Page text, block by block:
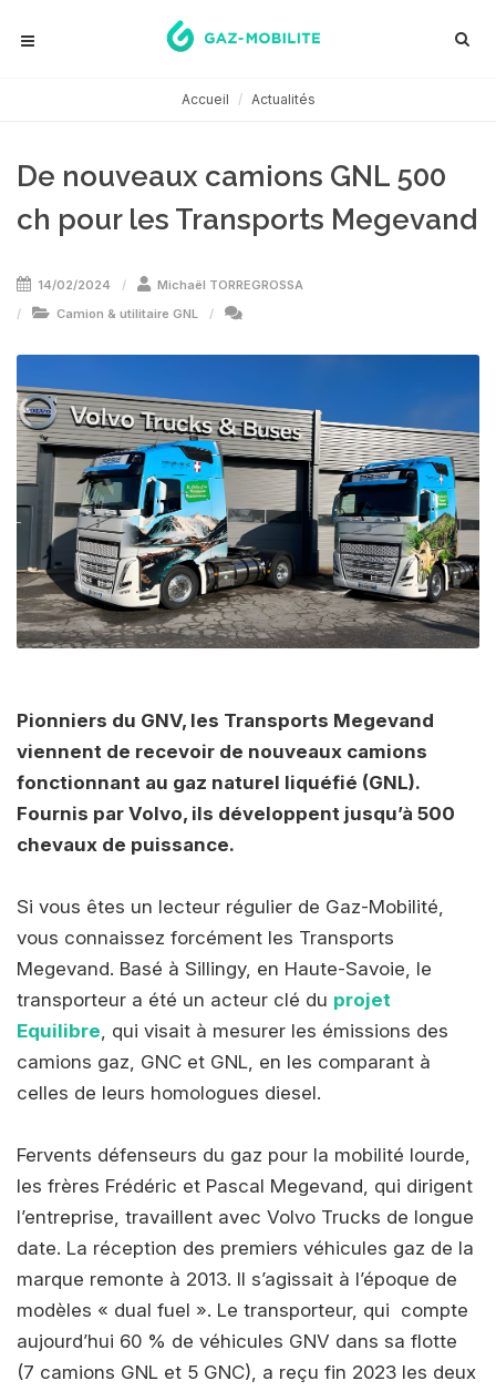
Accueil Actualités
De nouveaux camions GNL 500
ch pour les Transports Megevand
14/02/2024
Michaël TORREGROSSA
Camion & utilitaire GNL
Pionniers du GNV, les Transports Megevand
viennent de recevoir de nouveaux camions
fonctionnant au gaz naturel liquéfié (GNL).
Fournis par Volvo, ils développent jusqu’à 500
chevaux de puissance.
Si vous êtes un lecteur régulier de Gaz-Mobilité,
vous connaissez forcément les Transports
Megevand. Basé à Sillingy, en Haute-Savoie, le
transporteur a été un acteur clé du projet
Equilibre, qui visait à mesurer les émissions des
camions gaz, GNC et GNL, en les comparant à
celles de leurs homologues diesel.
Fervents défenseurs du gaz pour la mobilité lourde,
les frères Frédéric et Pascal Megevand, qui dirigent
l’entreprise, travaillent avec Volvo Trucks de longue
date. La réception des premiers véhicules gaz de la
marque remonte à 2013. Il s’agissait à l’époque de
modèles « dual fuel ». Le transporteur, qui compte
aujourd’hui 60 % de véhicules GNV dans sa flotte
(7 camions GNL et 5 GNC), a reçu fin 2023 les deux